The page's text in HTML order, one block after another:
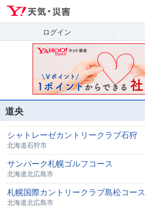
ログイン
道央
シャトレーゼカントリークラブ石狩
北海道石狩市
サンパーク札幌ゴルフコース
北海道北広島市
札幌国際カントリークラブ島松コース
北海道北広島市